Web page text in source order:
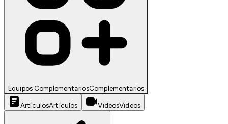
Equipos ComplementariosComplementarios
ArtículosArtículos VideosVideos